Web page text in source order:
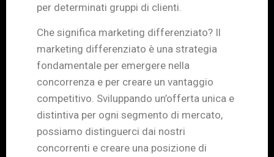
per determinati gruppi di clienti.
Che significa marketing differenziato? Il
marketing differenziato è una strategia
fondamentale per emergere nella
concorrenza e per creare un vantaggio
competitivo. Sviluppando un’offerta unica e
distintiva per ogni segmento di mercato,
possiamo distinguerci dai nostri
concorrenti e creare una posizione di